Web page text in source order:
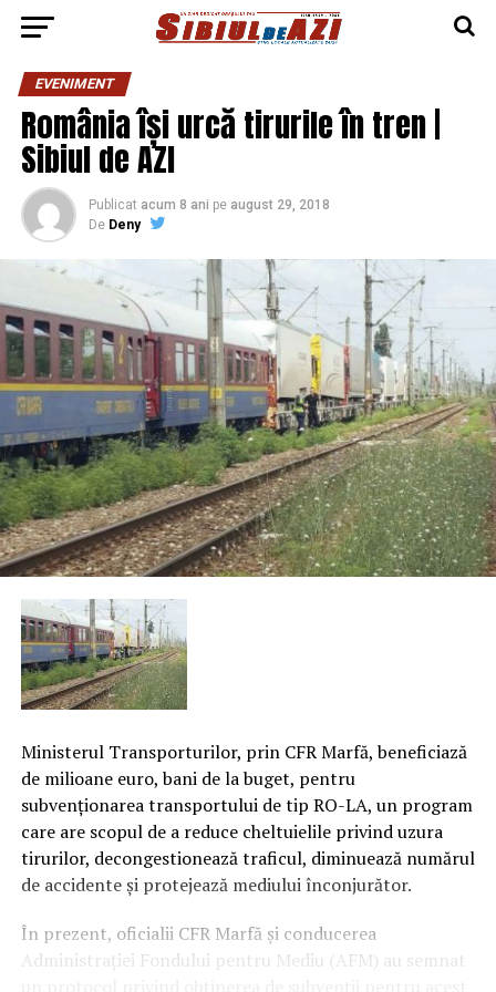
EVENIMENT
România își urcă tirurile în tren |
Sibiul de AZI
Publicat acum 8 ani pe august 29, 2018
De Deny
Ministerul Transporturilor, prin CFR Marfă, beneficiază
de milioane euro, bani de la buget, pentru
subvenţionarea transportului de tip RO-LA, un program
care are scopul de a reduce cheltuielile privind uzura
tirurilor, decongestionează traficul, diminuează numărul
de accidente şi protejează mediului înconjurător.
În prezent, oficialii CFR Marfă şi conducerea
Administraţiei Fondului pentru Mediu (AFM) au semnat